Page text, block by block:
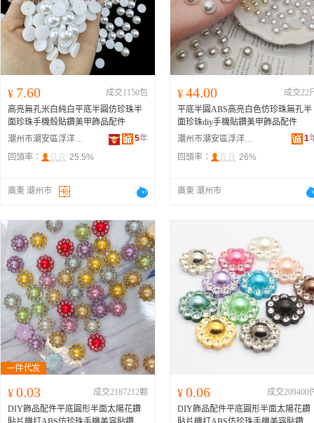
¥ 7.60
成交1150包
高亮無孔米白純白平底半圓仿珍珠半
面珍珠手機殼貼鑽美甲飾品配件
潮州市潮安區浮洋鎮東弘珠品廠
5年
回頭率：
25.5%
廣東 潮州市
¥ 44.00
成交22
平底半圓ABS高亮白色仿珍珠無孔半
面珍珠diy手機貼鑽美甲飾品配件
潮州市潮安區浮洋鎮壹泰珠飾品廠
1
回頭率：
26%
廣東 潮州市
¥ 0.03
成交2187212顆
DIY飾品配件平底圓形半面太陽花鑽
¥ 0.06
成交209400
DIY飾品配件平底圓形半面太陽花鑽